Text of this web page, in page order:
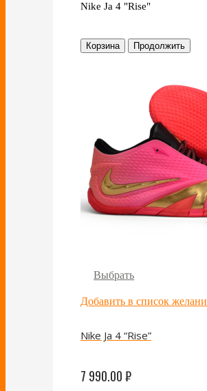
Nike Ja 4 "Rise"
Корзина Продолжить
Выбрать
Добавить в список
Nike Ja 4 “Rise”
7 990.00₽